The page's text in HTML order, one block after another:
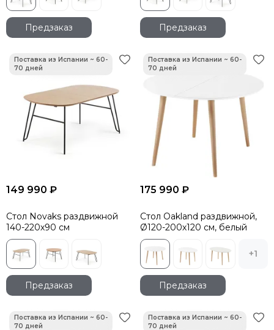
Предзаказ Предзаказ
149 990 ₽
Стол Novaks раздвижной
140-220х90 см
Предзаказ
175 990 ₽
Стол Oakland раздвижной,
Ø120-200х120 см, белый
+1
Предзаказ